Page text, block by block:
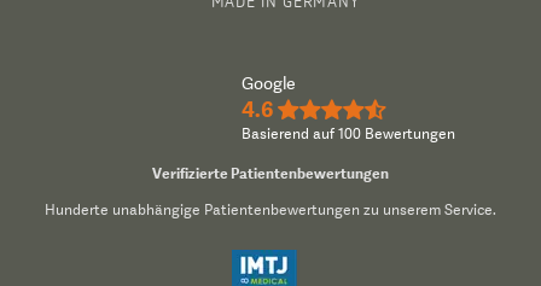
Google
4.6 ★★★★½
Basierend auf 100 Bewertungen
Verifizierte Patientenbewertungen
Hunderte unabhängige Patientenbewertungen zu unserem Service.